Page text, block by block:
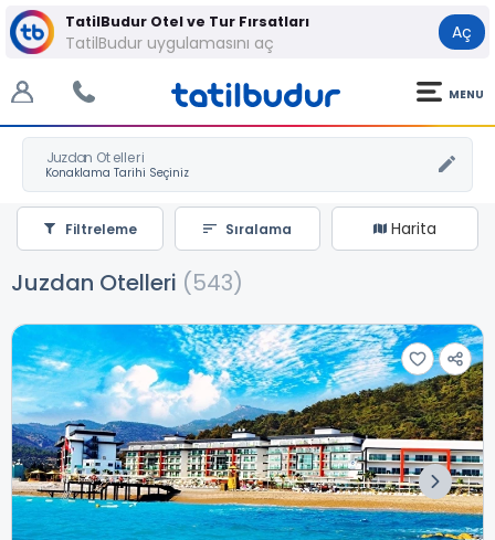
TatilBudur Otel ve Tur Fırsatları
TatilBudur uygulamasını aç Aç
MENU
Juzdan Otelleri
Harita
Sıralama
Filtreleme
Juzdan Otelleri (543)